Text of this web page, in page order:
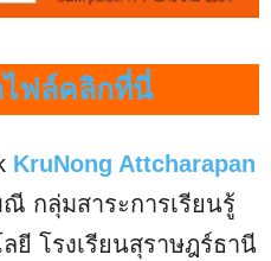
ฟล์คลิกที่นี่
KruNong Attcharapan
กลุ่มสาระการเรียนรู้
ยี โรงเรียนสุราษฎร์ธานี